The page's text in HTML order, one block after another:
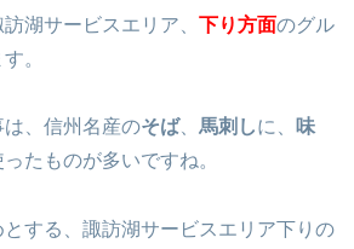
湖サービスエリア、 下り方面のグル
。
は、信州名産のそば、 馬刺しに、 味
たものが多いですね。
する、諏訪湖サービスエリア下りの